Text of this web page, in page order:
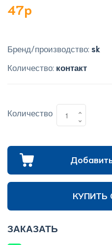
47p
Бренд/производство: sk
Количество: контакт
Количество
КУПИТЬ
ЗАКАЗАТЬ